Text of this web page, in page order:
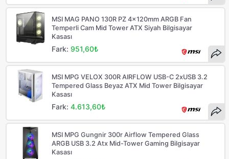
MSI MAG PANO 130R PZ 4x120mm ARGB Fan
Temperli Cam Mid Tower ATX Siyah Bilgisayar
Kasası
Fark: 951,60₺
MSI MPG VELOX 300R AIRFLOW USB-C 2xUSB 3.2
Tempered Glass Beyaz ATX Mid Tower Bilgisayar
Kasası
Fark:4.613,60₺
MSI MPG Gungnir 300r Airflow Tempered Glass
ARGB USB 3.2 Atx Mid-Tower Gaming Bilgisayar
Kasası